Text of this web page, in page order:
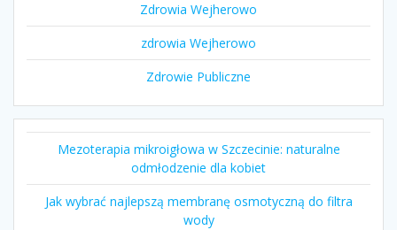
Zdrowia Wejherowo
zdrowia Wejherowo
Zdrowie Publiczne
Mezoterapia mikroigłowa w Szczecinie: naturalne
odmłodzenie dla kobiet
Jak wybrać najlepszą membranę osmotyczną do filtra
wody